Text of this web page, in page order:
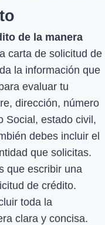
de la manera
carta de solicitud de
la información que
evaluar tu
dirección, número
Social, estado civil,
debes incluir el
que solicitas.
que escribir una
de crédito.
toda la
clara y concisa.